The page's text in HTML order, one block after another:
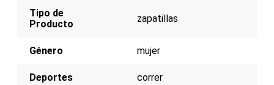
Perfectas para carreras cortas y largas
Tipo de
Producto
zapatillas
Género mujer
Deportes correr